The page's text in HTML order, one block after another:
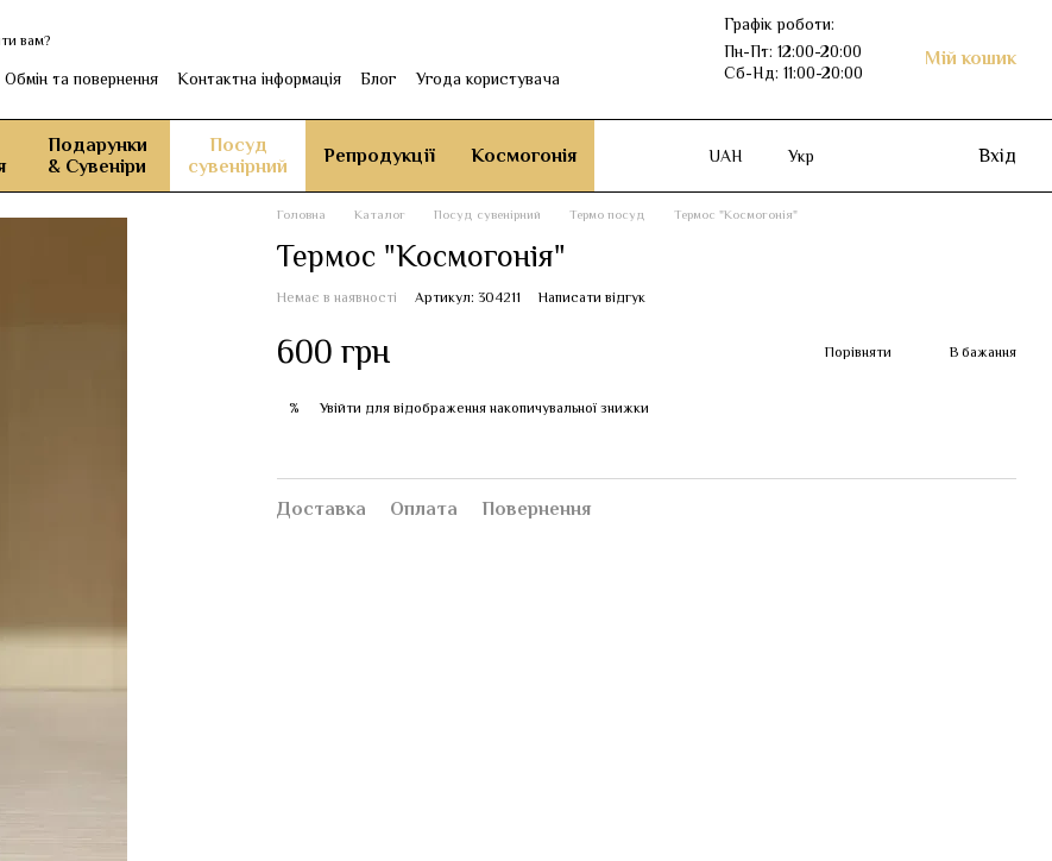
вам?
Обмін та повернення Контактна інформація Блог Угода користувача
Графік роботи:
Пн-Пт: 12:00-20:00
Сб-Нд: 11:00-20:00
Мій кошик
Подарунки
& Сувеніри
Посуд
сувенірний
Репродукції Космогонія UAH Укр Вхід
Головна Каталог Посуд сувенірний Термо посуд Термос "Космогонія"
Термос "Космогонія"
Немає в наявності Артикул: 304211 Написати відгук
600 грн Порівняти В бажання
% Увійти для відображення накопичувальної знижки
Доставка Оплата Повернення